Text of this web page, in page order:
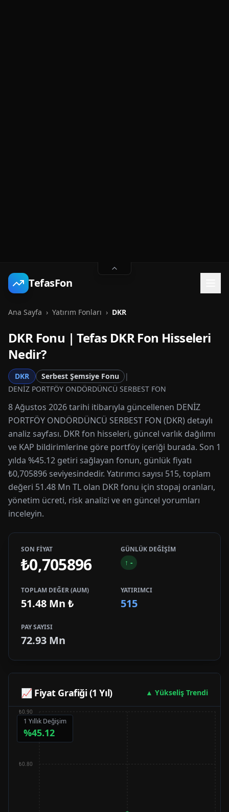
TefasFon
Ana Sayfa › Yatırım Fonları › DKR
DKRFonu | Tefas DKRFon Hisseleri
Nedir?
DKR Serbest Şemsiye Fonu
|
DENİZ PORTFÖY ONDÖRDÜNCÜ SERBEST FON
8 Ağustos 2026 tarihi itibarıyla güncellenen DENİZ
PORTFÖY ONDÖRDÜNCÜ SERBEST FON (DKR) detaylı
analiz sayfası. DKR fon hisseleri, güncel varlık dağılımı
ve KAP bildirimlerine göre portföy içeriği burada. Son 1
yılda %45.12 getiri sağlayan fonun, günlük fiyatı
₺0,705896 seviyesindedir. Yatırımcı sayısı 515, toplam
değeri 51.48 Mn TL olan DKR fonu için stopaj oranları,
yönetim ücreti, risk analizi ve en güncel yorumları
inceleyin.
SON FİYAT
₺0,705896
GÜNLÜK DEĞİŞİM
↑ -
TOPLAM DEĞER (AUM)
51.48 Mn ₺
YATIRIMCI
515
PAY SAYISI
72.93 Mn
📈 Fiyat Grafiği (1 Yıl) ▲ Yükseliş Trendi
1 Yıllık Değişim
%45.12
₺0.80
₺0.90